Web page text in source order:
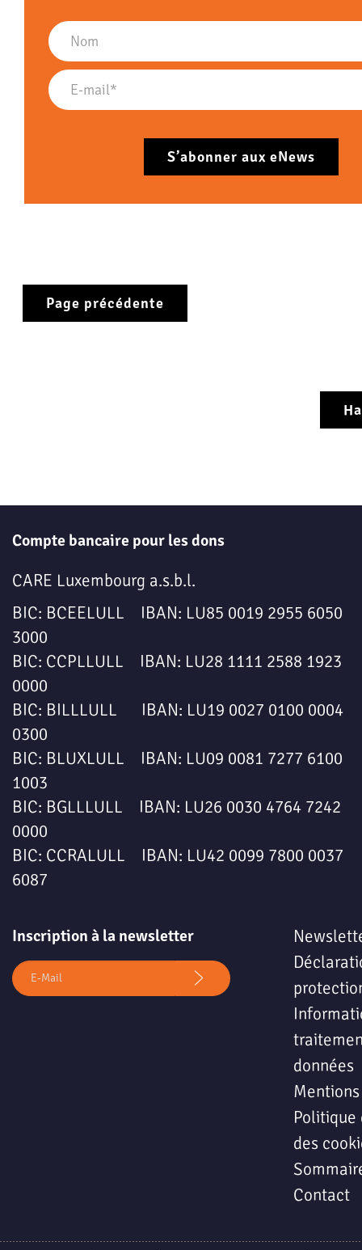
Page précédente
Compte bancaire pour les dons
CARE Luxembourg a.s.b.l.
BIC: BCEELULL IBAN: LU85 0019 2955 6050
3000
BIC: CCPLLULL IBAN: LU28 1111 2588 1923
0000
BIC: BILLLULL IBAN: LU19 0027 0100 0004
0300
BIC: BLUXLULL IBAN: LU09 0081 7277 6100
1003
BIC: BGLLLULL IBAN: LU26 0030 4764 7242
0000
BIC: CCRALULL IBAN: LU42 0099 7800 0037
6087
Inscription à la newsletter
données
Politique
des
Contact